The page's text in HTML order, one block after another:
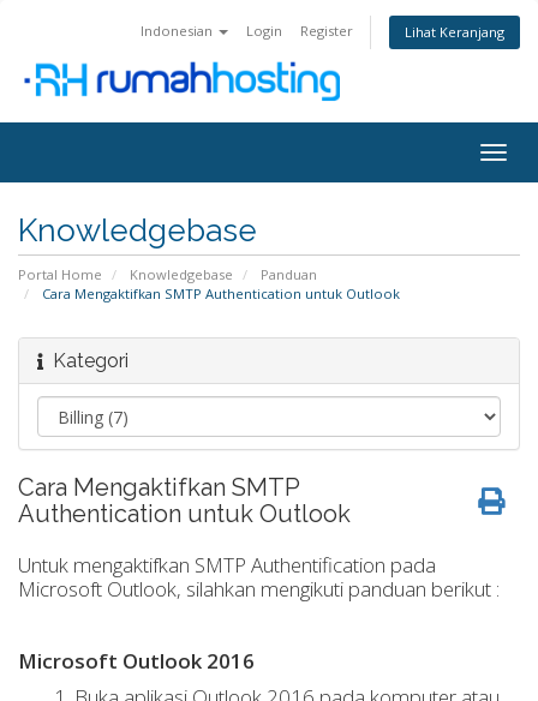
Indonesian Login Register Lihat Keranjang
Knowledgebase
Portal Home Knowledgebase
Panduan
Cara Mengaktifkan SMTP Authentication untuk Outlook
Kategori
Cara Mengaktifkan SMTP
Authentication untuk Outlook
Untuk mengaktifkan SMTP Authentification pada
Microsoft Outlook, silahkan mengikuti panduan berikut :
Microsoft Outlook 2016